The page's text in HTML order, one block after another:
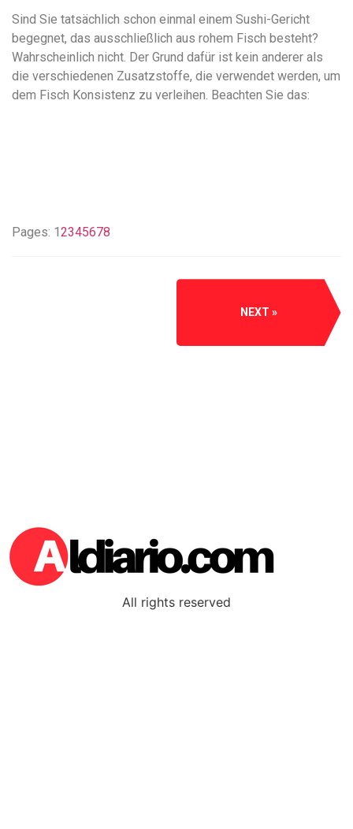
Sind Sie tatsächlich schon einmal einem Sushi-Gericht
begegnet, das ausschließlich aus rohem Fisch besteht?
Wahrscheinlich nicht. Der Grund dafür ist kein anderer als
die verschiedenen Zusatzstoffe, die verwendet werden, um
dem Fisch Konsistenz zu verleihen. Beachten Sie das:
Pages: 1 2345678
NEXT
All rights reserved